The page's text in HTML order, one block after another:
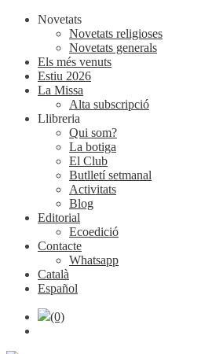
Novetats
Novetats religioses
Novetats generals
Els més venuts
Estiu 2026
La Missa
Alta subscripció
Llibreria
Qui som?
La botiga
El Club
Butlletí setmanal
Activitats
Blog
Editorial
Ecoedició
Contacte
Whatsapp
Català
Español
(0)